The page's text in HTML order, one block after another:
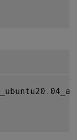
_ubuntu20 .